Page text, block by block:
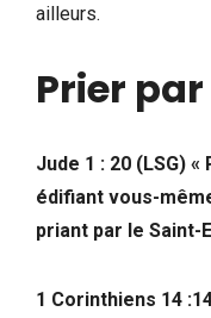
ailleurs.
Prier par
Jude 1 : 20 (LSG)
édifiant vous-
priant par le Saint-
1 Corinthiens 14